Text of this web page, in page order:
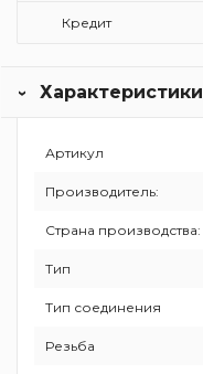
Кредит
Характеристики
Артикул
Производитель:
Страна производства:
Тип
Тип соединения
Резьба